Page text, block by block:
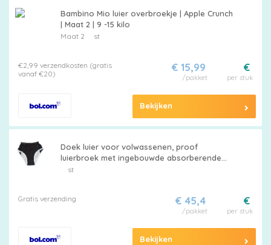
Bambino Mio luier overbroekje | Apple Crunch
| Maat 2 | 9 -15 kilo
Maat 2 st
€2,99 verzendkosten (gratis
vanaf €20)
€
per stuk
€ 15,99
/pakket
Bekijken
Doek luier voor volwassenen, proof
luierbroek met ingebouwde absorberende
laag, herbruikbare wasbare pull-up plastic
st
Gratis verzending €
per stuk
€ 45,4
/pakket
Bekijken